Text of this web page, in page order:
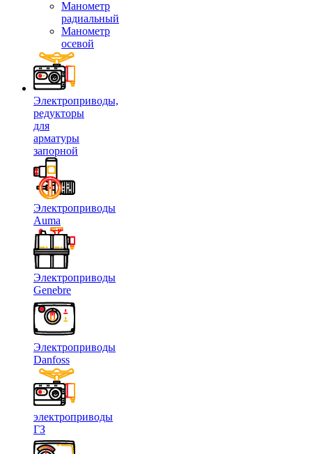
Манометр
радиальный
Манометр
осевой
Электроприводы,
редукторы
для
арматуры
запорной
Электроприводы
Auma
Электроприводы
Genebre
Электроприводы
Danfoss
электроприводы
ГЗ